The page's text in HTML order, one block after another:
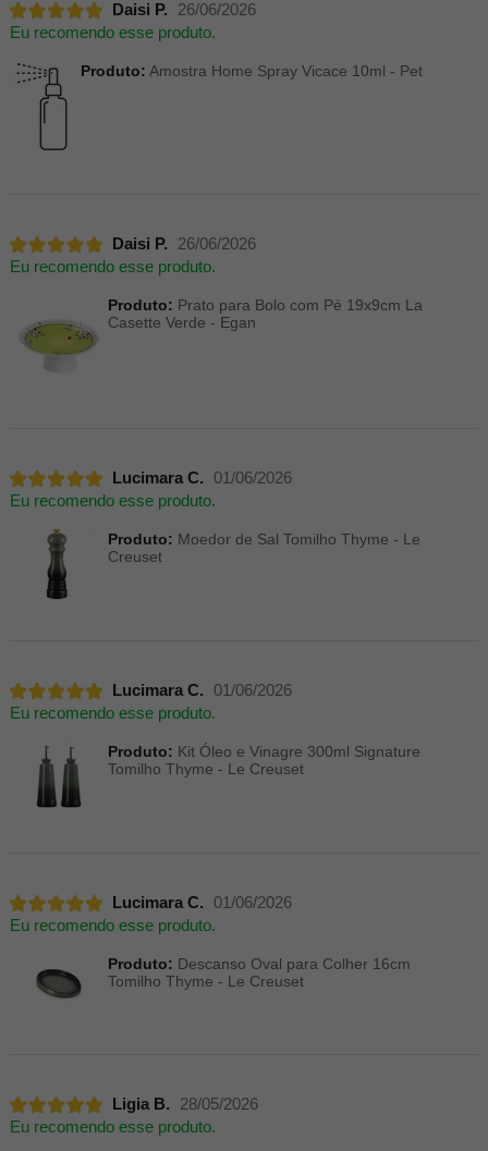
Daisi P.
26/06/2026
Eu recomendo esse produto.
Produto: Amostra Home Spray Vicace 10ml - Pet
Daisi P.
26/06/2026
Eu recomendo esse produto.
Produto: Prato para Bolo com Pé 19x9cm La
Casette Verde - Egan
Lucimara C.
01/06/2026
Eu recomendo esse produto.
Produto: Moedor de Sal Tomilho Thyme - Le
Creuset
Lucimara C.
01/06/2026
Eu recomendo esse produto.
Produto: Kit Óleo e Vinagre 300ml Signature
Tomilho Thyme - Le Creuset
Lucimara C.
01/06/2026
Eu recomendo esse produto.
Produto: Descanso Oval para Colher 16cm
Tomilho Thyme - Le Creuset
Ligia B.
28/05/2026
Eu recomendo esse produto.